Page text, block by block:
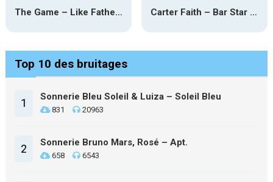
The Game – Like Father Like Daughter Carter Faith – Bar Star Vevo
Top 10 des bruitages
1 Sonnerie Bleu Soleil & Luiza – Soleil Bleu
831 20963
2 Sonnerie Bruno Mars, Rosé – Apt.
658 6543